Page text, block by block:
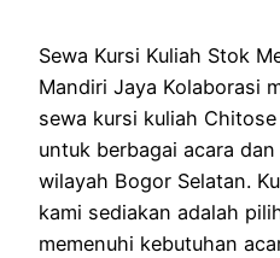
Sewa Kursi Kuliah Stok
Mandiri Jaya Kolaborasi
sewa kursi kuliah
untuk berbagai acara
wilayah Bogor Selatan.
kami sediakan adalah
memenuhi kebutuhan